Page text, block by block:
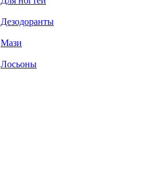
Дезодоранты
Мази
Лосьоны